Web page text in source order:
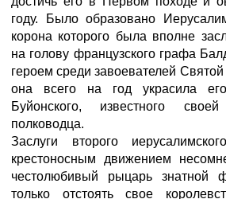
году. Было образовано
корона которого была вполне
на голову французского графа
героем среди завоевателей
она всего на год украсила
Буйонского, известного своей
полководца.
Заслуги второго
крестоносным движением
честолюбивый рыцарь знатной
только отстоять свое